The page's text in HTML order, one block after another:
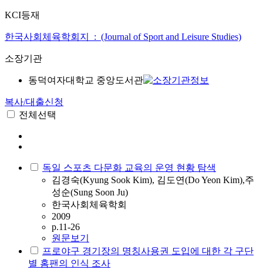
KCI등재
한국사회체육학회지 : (Journal of Sport and Leisure Studies)
소장기관
동덕여자대학교 중앙도서관
복사/대출신청
전체선택
독일 스포츠 다문화 교육의 운영 현황 탐색
김경숙(Kyung Sook Kim), 김도연(Do Yeon Kim),주
성순(Sung Soon Ju)
한국사회체육학회
2009
p.11-26
원문보기
프로야구 경기장의 명칭사용권 도입에 대한 각 구단
별 홈팬의 인식 조사